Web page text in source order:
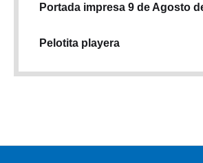
Portada impresa 9 de Agosto
Pelotita playera